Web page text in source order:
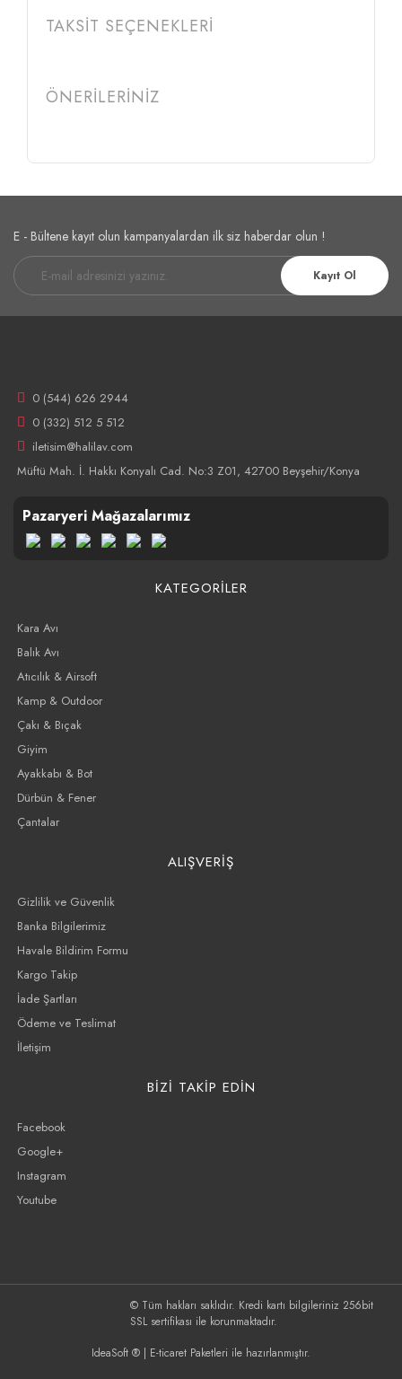
TAKSİT SEÇENEKLERİ
ÖNERİLERİNİZ
E - Bültene kayıt olun kampanyalardan ilk siz haberdar olun !
Kayıt Ol
0 (544) 626 2944
0 (332) 512 5 512
iletisim@halilav.com
Müftü Mah. İ. Hakkı Konyalı Cad. No:3 Z01, 42700 Beyşehir/Konya
Pazaryeri Mağazalarımız
KATEGORİLER
Kara Avı
Balık Avı
Atıcılık & Airsoft
Kamp & Outdoor
Çakı & Bıçak
Giyim
Ayakkabı & Bot
Dürbün & Fener
Çantalar
ALIŞVERİŞ
Gizlilik ve Güvenlik
Banka Bilgilerimiz
Havale Bildirim Formu
Kargo Takip
İade Şartları
Ödeme ve Teslimat
İletişim
BİZİ TAKİP EDİN
Facebook
Google+
Instagram
Youtube
© Tüm hakları saklıdır. Kredi kartı bilgileriniz 256bit
SSL sertifikası ile korunmaktadır.
IdeaSoft ® | E-ticaret Paketleri ile hazırlanmıştır.